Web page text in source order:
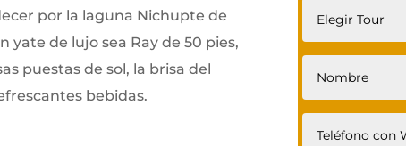
por la laguna Nichupte de
yate de lujo sea Ray de 50 pies,
puestas de sol, la brisa del
bebidas.